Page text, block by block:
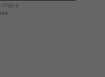
7785-6